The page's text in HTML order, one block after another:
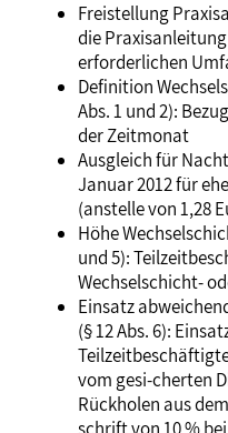
Freistellung
die
erforderlichen
Definition
Abs. 1 und 2):
der Zeitmonat
Ausgleich für
Januar 2012 für
(anstelle von 1,28
Höhe
und 5):
Wechselschicht-
Einsatz
(§ 12 Abs. 6):
vom gesi-cherten
Rückholen aus